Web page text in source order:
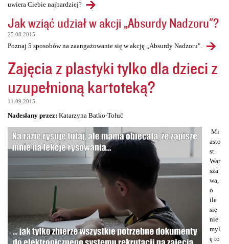
uwiera Ciebie najbardziej?
Jak wziąć udział w akcji „Absurdy Nadzoru"?
25.08.2015
Poznaj 5 sposobów na zaangażowanie się w akcję „Absurdy Nadzoru".
Zajęcia z plastyki tylko dla dzieci z
uzupełnioną kartoteką?
11.09.2015
Nadesłany przez: Katarzyna Batko-Tołuć
Mi
asto
st.
War
sza
wa,
o
ile
się
nie
myl
ę to